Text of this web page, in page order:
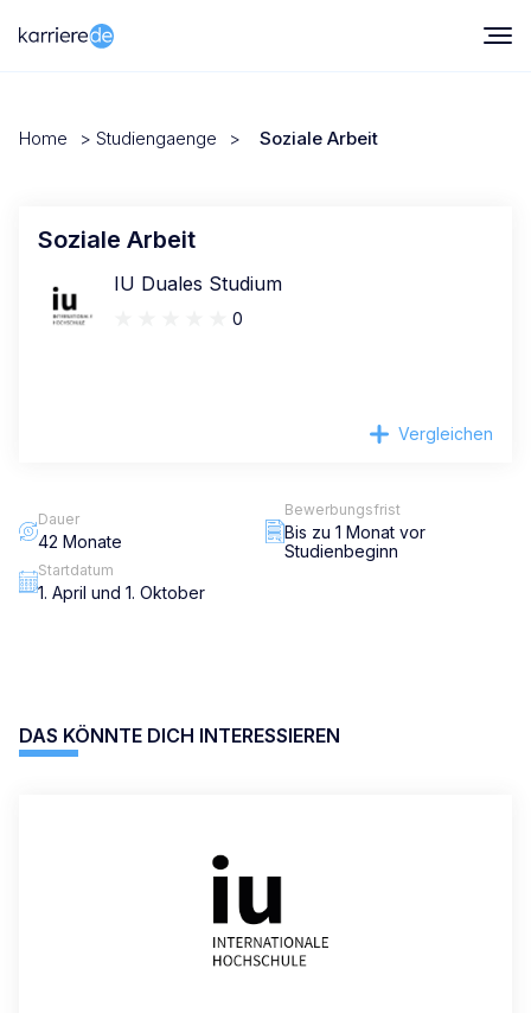
Home > Studiengaenge > Soziale Arbeit
Soziale Arbeit
IU Duales Studium
0
Vergleichen
Dauer
42 Monate
Bewerbungsfrist
Bis zu 1 Monat vor
Studienbeginn
Startdatum
1. April und 1. Oktober
DAS KÖNNTE DICH INTERESSIEREN